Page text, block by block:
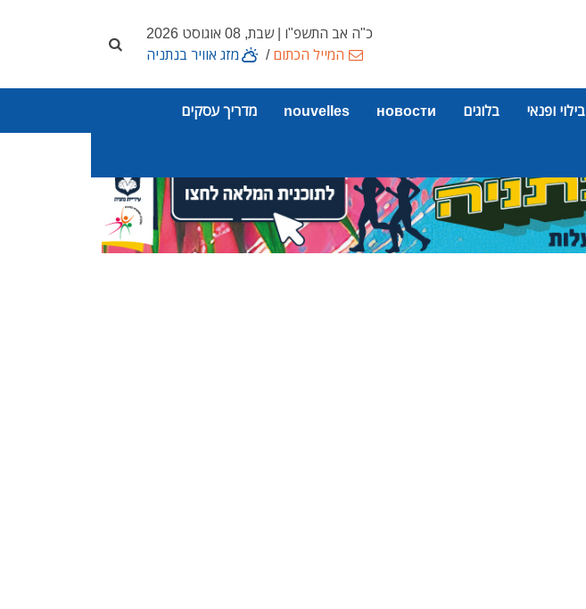
כ"ה אב התשפ"ו | שבת, 08 אוגוסט 2026
המייל הכתום/ מזג אוויר בנתניה
בילוי ופנאי בלוגים новости
nouvelles מדריך עסקים